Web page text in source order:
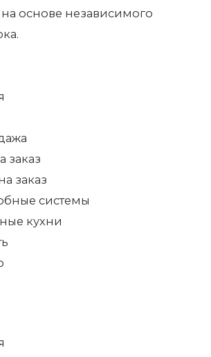
основе независимого
заказ
заказ
системы
кухни